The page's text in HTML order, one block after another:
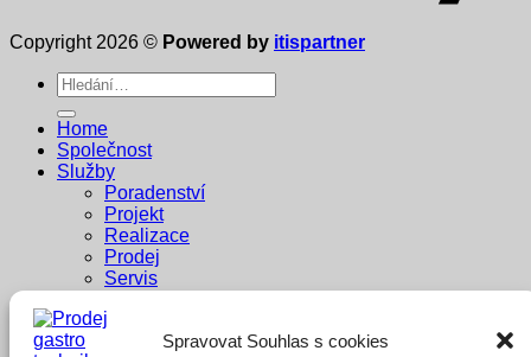
Spravovat Souhlas s cookies
Copyright 2026 © Powered by itispartner
Hledat:
Home
Společnost
Služby
Poradenství
Projekt
Realizace
Prodej
Servis
Reference
Penzion Pastouška